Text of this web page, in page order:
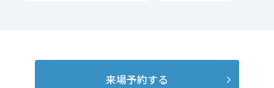
来場予約する